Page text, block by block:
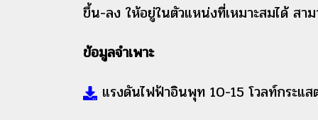
ขึ้น-ลง ให้อยู่ในตัวแหน่งที่เหมาะสมได้ สา
ข้อมูลจำเพาะ
แรงดันไฟฟ้าอินพุท 10-15 โวลท์กระแส